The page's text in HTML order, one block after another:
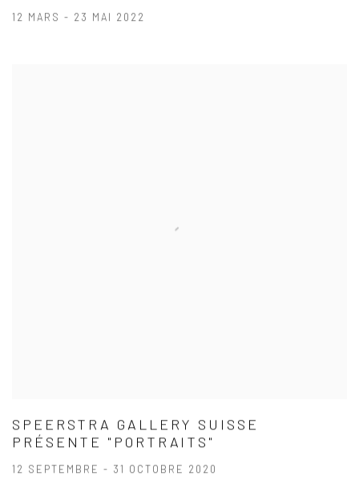
12 MARS - 23 MAI 2022
SPEERSTRA GALLERY SUISSE
PRÉSENTE "PORTRAITS"
12 SEPTEMBRE - 31 OCTOBRE 2020